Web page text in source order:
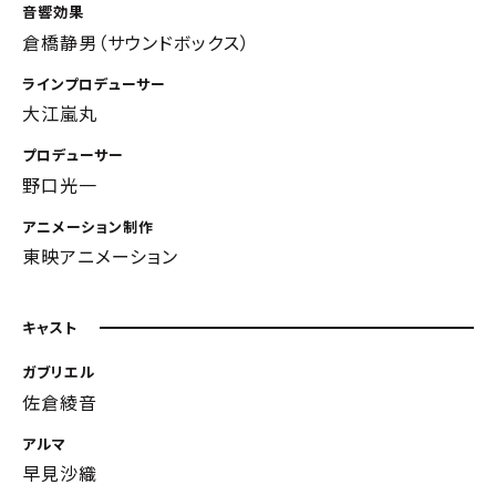
音響効果
倉橋静男（サウンドボックス）
ラインプロデューサー
大江嵐丸
プロデューサー
野口光一
アニメーション制作
東映アニメーション
キャスト
ガブリエル
佐倉綾音
アルマ
早見沙織